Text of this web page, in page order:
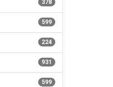
378
599
224
931
599